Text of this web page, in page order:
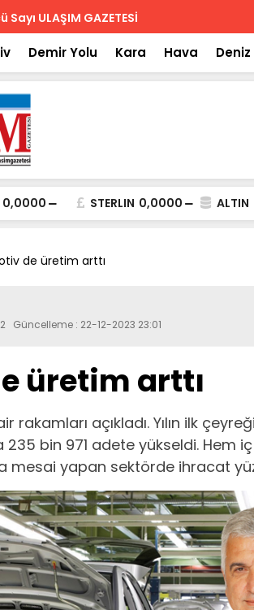
saatte iade
Demir Yolu Kara Hava Deniz
0,0000 STERLIN 0,0000 ALTIN
de üretim arttı
Güncelleme : 22-12-2023 23:01
üretim arttı
rakamları açıkladı. Yılın ilk
235 bin 971 adete yükseldi. Hem
mesai yapan sektörde ihracat